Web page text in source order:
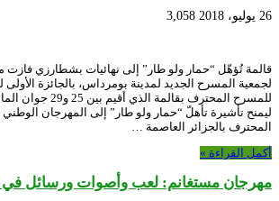
26 يوليو، 2018 3,058
قالمة تُؤهّل “حمار ولو طار” إلى نهائيات بشطارزي
للمسرح المحترف بقالمة
ليمنح تأشيرة تأهلّ “حمار ولو طار” إلى المهرجان
المحترف بالجزائر العاصمة …
أكمل القراءة »
مهرجان مستغانم: لعب وأصوات ورسائل في